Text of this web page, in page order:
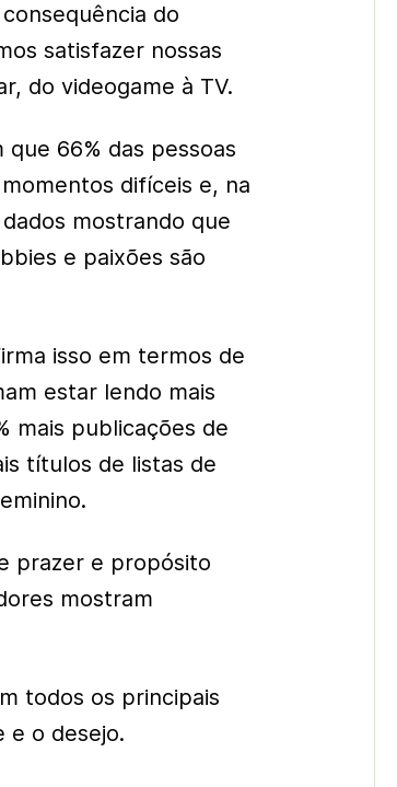
do
satisfazer nossas
do videogame à TV.
66% das pessoas
difíceis e, na
mostrando que
e paixões são
isso em termos de
estar lendo mais
mais publicações de
títulos de listas de
prazer e propósito
mostram
todos os principais
e o desejo.